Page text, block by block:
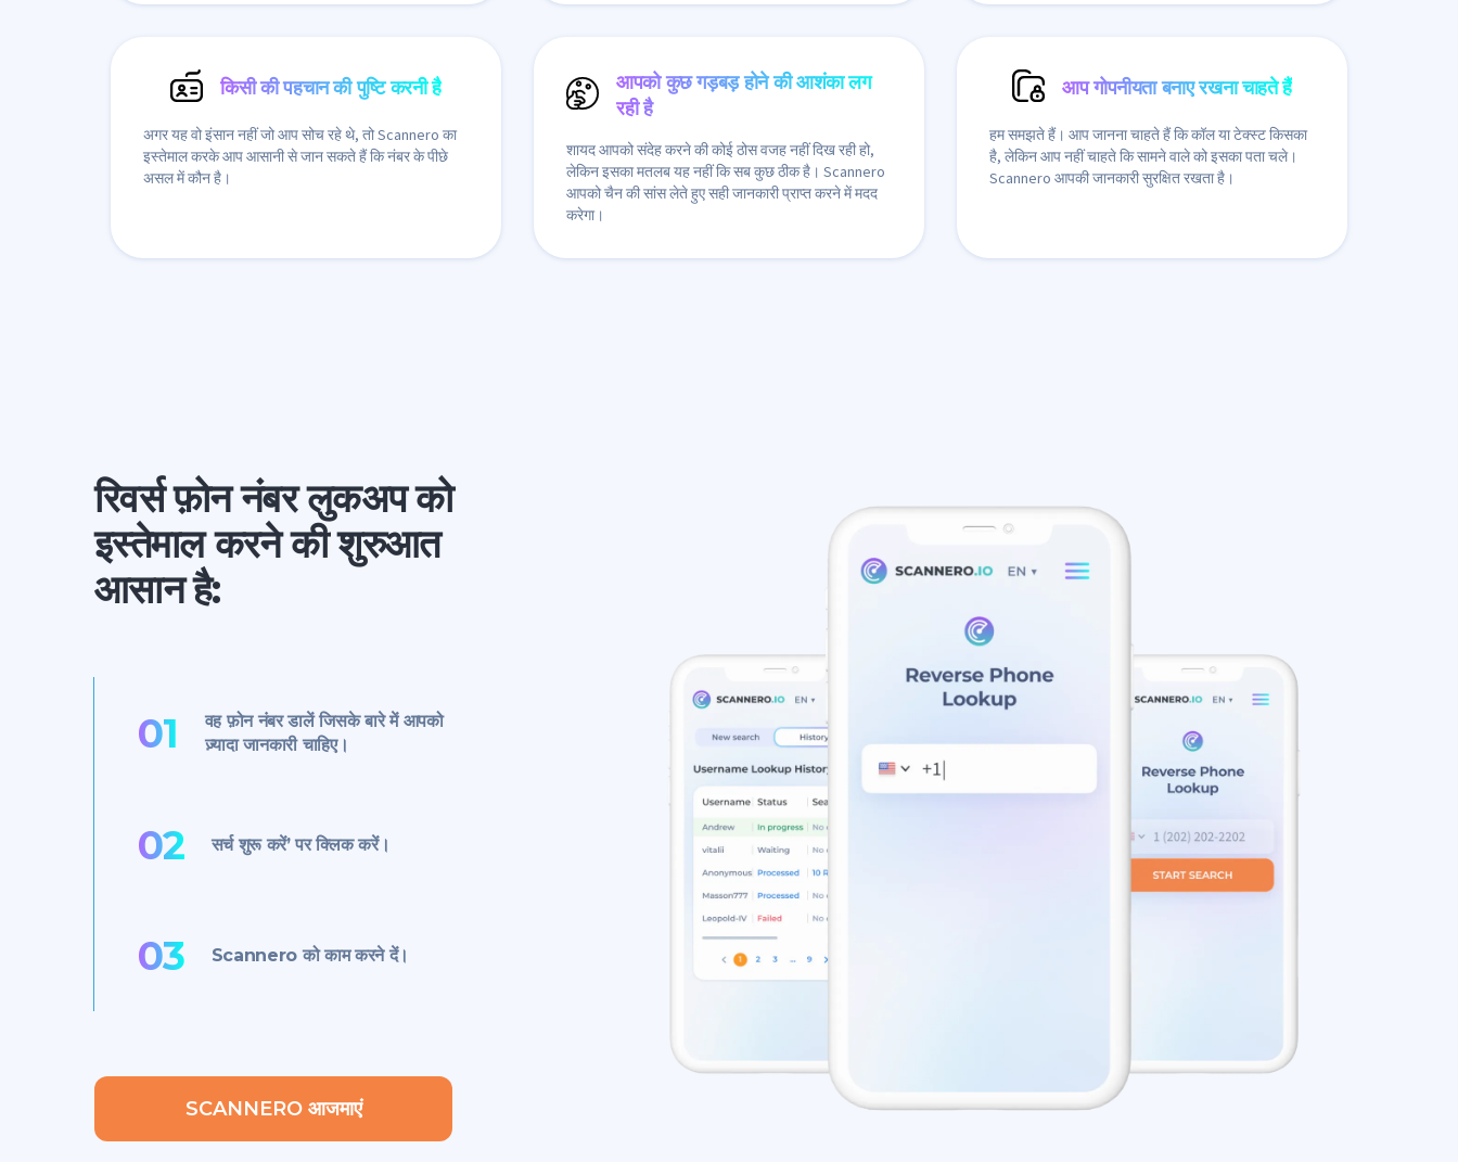
किसी की पहचान की पुष्टि करनी है
अगर यह वो इंसान नहीं जो आप सोच रहे थे, तो Scannero का
इस्तेमाल करके आप आसानी से जान सकते हैं कि नंबर के पीछे
असल में कौन है।
आपको कुछ गड़बड़ होने की आशंका लग
रही है
शायद आपको संदेह करने की कोई ठोस वजह नहीं दिख रही हो,
लेकिन इसका मतलब यह नहीं कि सब कुछ ठीक है। Scannero
आपको चैन की सांस लेते हुए सही जानकारी प्राप्त करने में मदद
करेगा।
आप गोपनीयता बनाए रखना चाहते हैं
हम समझते हैं। आप जानना चाहते हैं कि कॉल या टेक्स्ट किसका
है, लेकिन आप नहीं चाहते कि सामने वाले को इसका पता चले।
Scannero आपकी जानकारी सुरक्षित रखता है।
रिवर्स फ़ोन नंबर लुकअप को
इस्तेमाल करने की शुरुआत
आसान है:
01
वह फ़ोन नंबर डालें जिसके बारे में आपको
ज़्यादा जानकारी चाहिए।
02 सर्च शुरू करें’ पर क्लिक करें।
03 Scannero को काम करने दें।
SCANNERO आजमाएं